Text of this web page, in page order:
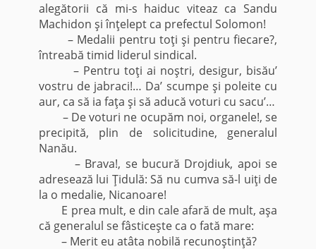
alegătorii că mi-s haiduc viteaz ca Sandu
Machidon şi înţelept ca prefectul Solomon!
– Medalii pentru toţi şi pentru fiecare?,
întreabă timid liderul sindical.
– Pentru toţi ai noştri, desigur, bisău’
vostru de jabraci!… Da’ scumpe şi poleite cu
aur, ca să ia faţa şi să aducă voturi cu sacu’…
– De voturi ne ocupăm noi, organele!, se
precipită, plin de solicitudine, generalul
Nanău.
– Brava!, se bucură Drojdiuk, apoi se
adresează lui Ţidulă: Să nu cumva să-l uiţi de
la o medalie, Nicanoare!
E prea mult, e din cale afară de mult, aşa
că generalul se fâsticeşte ca o fată mare:
– Merit eu atâta nobilă recunoştinţă?